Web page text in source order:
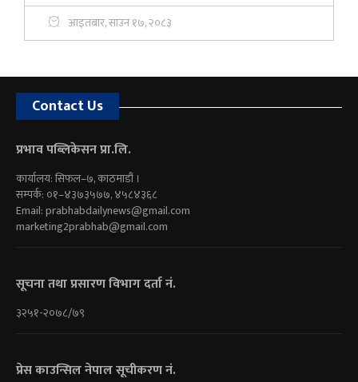
आइतबार, साउन १७, २०८३
Contact Us
प्रभाव पब्लिकेसन प्रा.लि.
कार्यालय: सिफल–७, काठमाडौं ।
सम्पर्क: ०१–४३७३५७७, ४५८४३६८
Email:prabhabdailynews@gmail.com
marketing2prabhab@gmail.com
सूचना तथा प्रसारण विभाग दर्ता नं.
३२५१-२०७८/७९
प्रेस काउन्सिल नेपाल सूचीकरण नं.